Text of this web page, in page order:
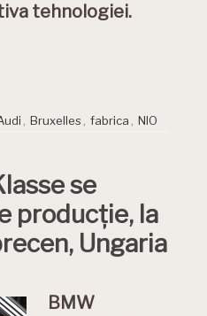
tehnologiei.
Bruxelles fabrica NIO
se
producție, la
Ungaria
BMW